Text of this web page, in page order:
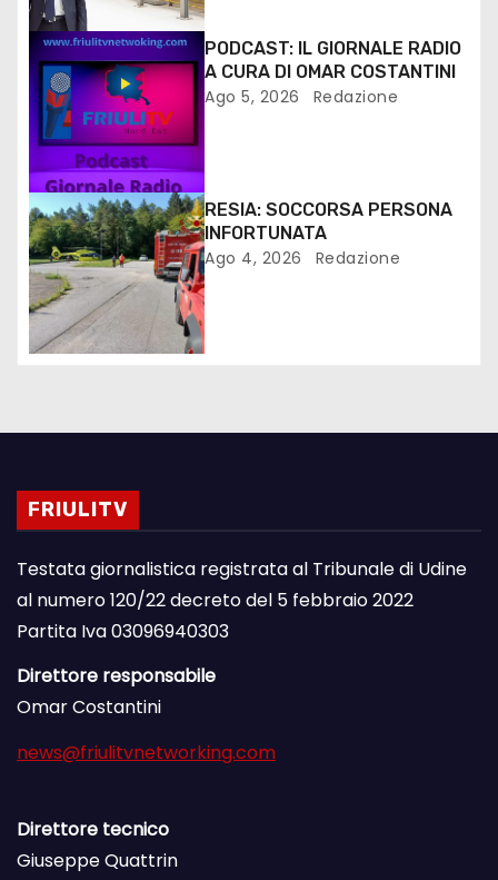
PODCAST: IL GIORNALE RADIO
A CURA DI OMAR COSTANTINI
Ago 5, 2026 Redazione
RESIA: SOCCORSA PERSONA
INFORTUNATA
Ago 4, 2026 Redazione
FRIULITV
Testata giornalistica registrata al Tribunale di Udine
al numero 120/22 decreto del 5 febbraio 2022
Partita Iva 03096940303
Direttore responsabile
Omar Costantini
news@friulitvnetworking.com
Direttore tecnico
Giuseppe Quattrin